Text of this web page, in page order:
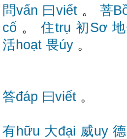
問vấn 曰viết。 菩
cố 。 住trụ 初Sơ
活hoạt 畏úy 。
答đáp 曰viết 。
有hữu 大đại 威uy